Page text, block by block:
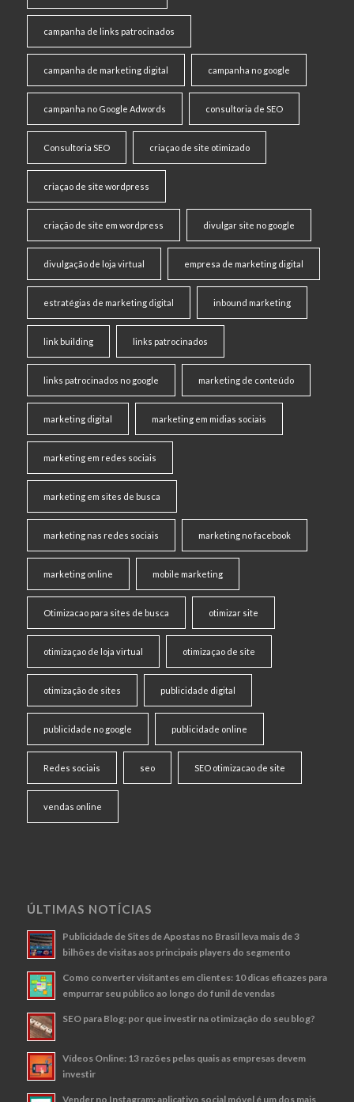
campanha de links patrocinados
campanha de marketing digital campanha no google
campanha no Google Adwords consultoria de SEO
Consultoria SEO criaçao de site otimizado
criaçao de site wordpress
criação de site em wordpress divulgar site no google
divulgação de loja virtual empresa de marketing digital
estratégias de marketing digital inbound marketing
link building links patrocinados
links patrocinados no google marketing de conteúdo
marketing digital marketing em midias sociais
marketing em redes sociais
marketing em sites de busca
marketing nas redes sociais marketing no facebook
marketing online mobile marketing
Otimizacao para sites de busca otimizar site
otimizaçao de loja virtual otimizaçao de site
otimização de sites publicidade digital
publicidade no google publicidade online
Redes sociais seo SEO otimizacao de site
vendas online
ÚLTIMAS NOTÍCIAS
Publicidade de Sites de Apostas no Brasil leva mais de 3
bilhões de visitas aos principais players do segmento
Como converter visitantes em clientes: 10 dicas eficazes para
empurrar seu público ao longo do funil de vendas
SEO para Blog: por que investir na otimização do seu blog?
Vídeos Online: 13 razões pelas quais as empresas devem
investir
Vender no Instagram: aplicativo social móvel é um dos mais